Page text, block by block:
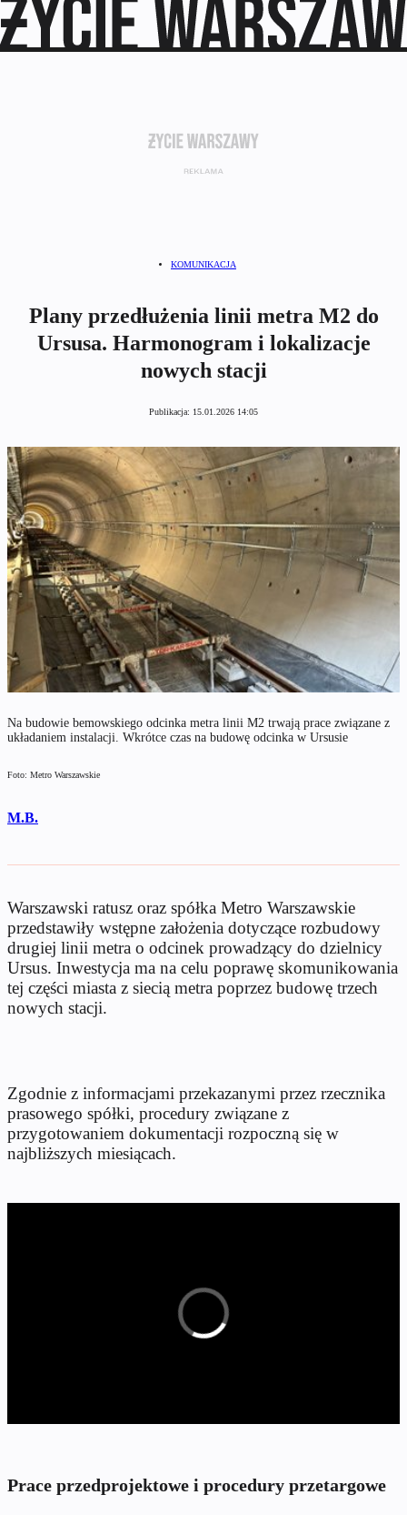
KOMUNIKACJA
Plany przedłużenia linii metra M2 do
Ursusa. Harmonogram i lokalizacje
nowych stacji
Publikacja: 15.01.2026 14:05
Na budowie bemowskiego odcinka metra linii M2 trwają prace związane z
układaniem instalacji. Wkrótce czas na budowę odcinka w Ursusie
Foto: Metro Warszawskie
M.B.
Warszawski ratusz oraz spółka Metro Warszawskie
przedstawiły wstępne założenia dotyczące rozbudowy
drugiej linii metra o odcinek prowadzący do dzielnicy
Ursus. Inwestycja ma na celu poprawę skomunikowania
tej części miasta z siecią metra poprzez budowę trzech
nowych stacji.
Zgodnie z informacjami przekazanymi przez rzecznika
prasowego spółki, procedury związane z
przygotowaniem dokumentacji rozpoczną się w
najbliższych miesiącach.
Prace przedprojektowe i procedury przetargowe